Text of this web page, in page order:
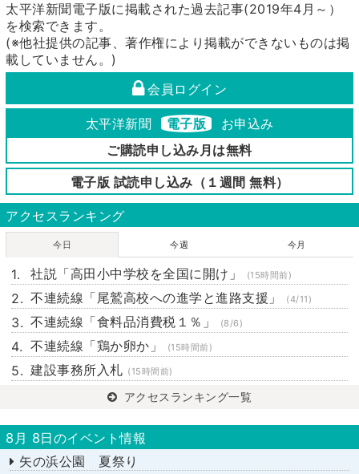
太平洋新聞電子版に掲載された過去記事(2019年4月～）
を検索できます。
(※他社提供の記事、著作権により掲載ができないものは掲
載していません。)
会員ログイン
太平洋新聞 電子版
お申込み
ご購読申し込み月は無料
電子版 試読申し込み（１週間 無料）
アクセスランキング
今日 今週 今月
社説「高田小中学校を全国に開け」 (15時間前)
不連続線「尾鷲高校への進学と進路支援」 (4/11)
不連続線「食料品消費税１％」 (8/6)
不連続線「鶏か卵か」 (15時間前)
建設事務所入札 (15時間前)
アクセスランキング一覧
8月 8日のイベント情報
矢の浜公園 夏祭り